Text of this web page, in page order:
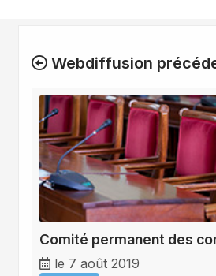
Webdiffusion
Comité permanent des
le 7 août 2019